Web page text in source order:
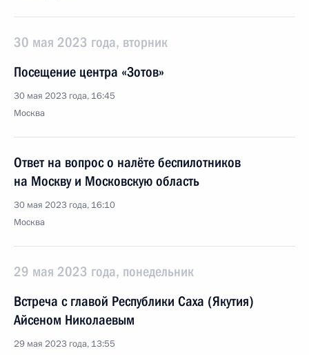
30 мая 2023 года, вторник
Посещение центра «Зотов»
30 мая 2023 года, 16:45
Москва
Ответ на вопрос о налёте беспилотников
на Москву и Московскую область
30 мая 2023 года, 16:10
Москва
29 мая 2023 года, понедельник
Встреча с главой Республики Саха (Якутия)
Айсеном Николаевым
29 мая 2023 года, 13:55